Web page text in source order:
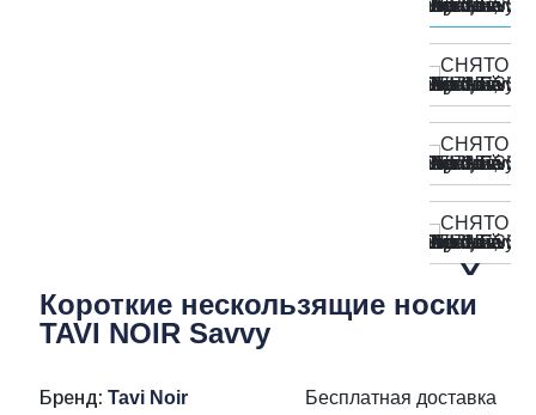
Короткие нескользящие носки
TAVI NOIR Savvy
Бренд: Tavi Noir
Бесплатная доставка